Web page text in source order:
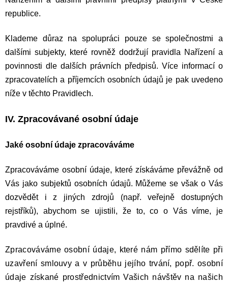
republice.
Klademe důraz na spolupráci pouze se společnostmi a
dalšími subjekty, které rovněž dodržují pravidla Nařízení a
povinnosti dle dalších právních předpisů. Více informací o
zpracovatelích a příjemcích osobních údajů je pak uvedeno
níže v těchto Pravidlech.
IV. Zpracovávané osobní údaje
Jaké osobní údaje zpracováváme
Zpracováváme osobní údaje, které získáváme převážně od
Vás jako subjektů osobních údajů. Můžeme se však o Vás
dozvědět i z jiných zdrojů (např. veřejně dostupných
rejstříků), abychom se ujistili, že to, co o Vás víme, je
pravdivé a úplné.
Zpracováváme osobní údaje, které nám přímo sdělíte při
uzavření smlouvy a v průběhu jejího trvání, popř. osobní
údaje získané prostřednictvím Vašich návštěv na našich